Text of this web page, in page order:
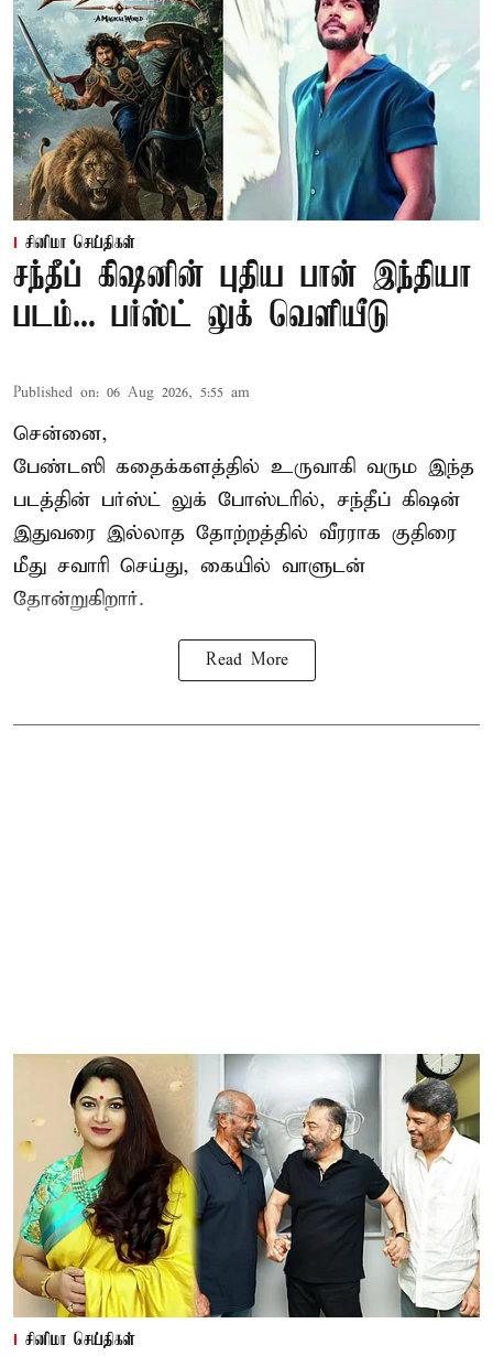
சினிமா செய்திகள்
சந்தீப் கிஷனின் புதிய பான் இந்தியா
படம்... பர்ஸ்ட் லுக் வெளியீடு
Published on: 06 Aug 2026, 5:55 am
சென்னை,
பேண்டஸி கதைக்களத்தில் உருவாகி வரும இந்த
படத்தின் பர்ஸ்ட் லுக் போஸ்டரில், சந்தீப் கிஷன்
இதுவரை இல்லாத தோற்றத்தில் வீரராக குதிரை
மீது சவாரி செய்து, கையில் வாளுடன்
தோன்றுகிறார்.
Read More
சினிமா செய்திகள்